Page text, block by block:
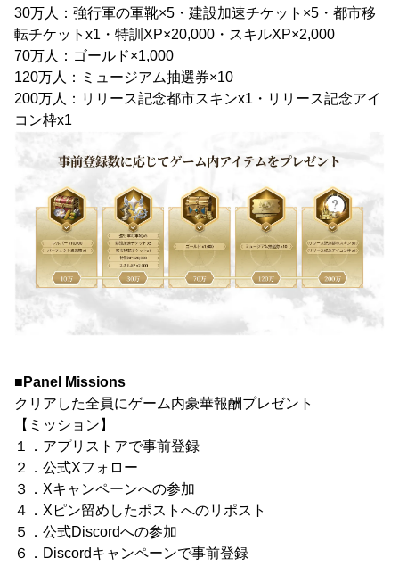
30万人：強行軍の軍靴×5・建設加速チケット×5・都市移
転チケットx1・特訓XP×20,000・スキルXP×2,000
70万人：ゴールド×1,000
120万人：ミュージアム抽選券×10
200万人：リリース記念都市スキンx1・リリース記念アイ
コン枠x1
■Panel Missions
クリアした全員にゲーム内豪華報酬プレゼント
【ミッション】
１．アプリストアで事前登録
２．公式Xフォロー
３．Xキャンペーンへの参加
４．Xピン留めしたポストへのリポスト
５．公式Discordへの参加
６．Discordキャンペーンで事前登録